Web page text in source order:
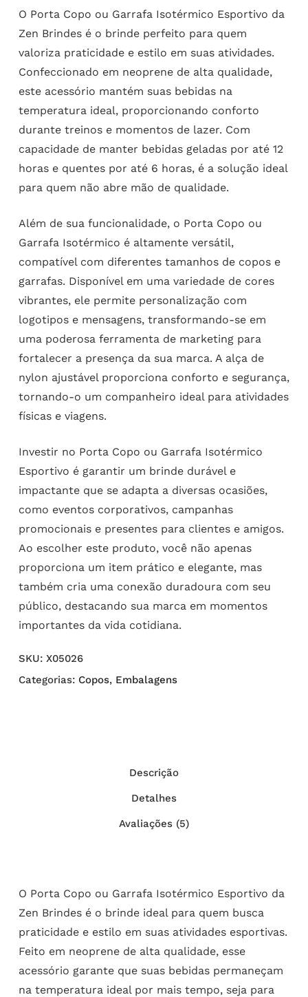
O Porta Copo ou Garrafa Isotérmico Esportivo da
Zen Brindes é o brinde perfeito para quem
valoriza praticidade e estilo em suas atividades.
Confeccionado em neoprene de alta qualidade,
este acessório mantém suas bebidas na
temperatura ideal, proporcionando conforto
durante treinos e momentos de lazer. Com
capacidade de manter bebidas geladas por até 12
horas e quentes por até 6 horas, é a solução ideal
para quem não abre mão de qualidade.
Além de sua funcionalidade, o Porta Copo ou
Garrafa Isotérmico é altamente versátil,
compatível com diferentes tamanhos de copos e
garrafas. Disponível em uma variedade de cores
vibrantes, ele permite personalização com
logotipos e mensagens, transformando-se em
uma poderosa ferramenta de marketing para
fortalecer a presença da sua marca. A alça de
nylon ajustável proporciona conforto e segurança,
tornando-o um companheiro ideal para atividades
físicas e viagens.
Investir no Porta Copo ou Garrafa Isotérmico
Esportivo é garantir um brinde durável e
impactante que se adapta a diversas ocasiões,
como eventos corporativos, campanhas
promocionais e presentes para clientes e amigos.
Ao escolher este produto, você não apenas
proporciona um item prático e elegante, mas
também cria uma conexão duradoura com seu
público, destacando sua marca em momentos
importantes da vida cotidiana.
SKU: X05026
Categorias: Copos, Embalagens
Descrição
Detalhes
Avaliações (5)
O Porta Copo ou Garrafa Isotérmico Esportivo da
Zen Brindes é o brinde ideal para quem busca
praticidade e estilo em suas atividades esportivas.
Feito em neoprene de alta qualidade, esse
acessório garante que suas bebidas permaneçam
na temperatura ideal por mais tempo, seja para